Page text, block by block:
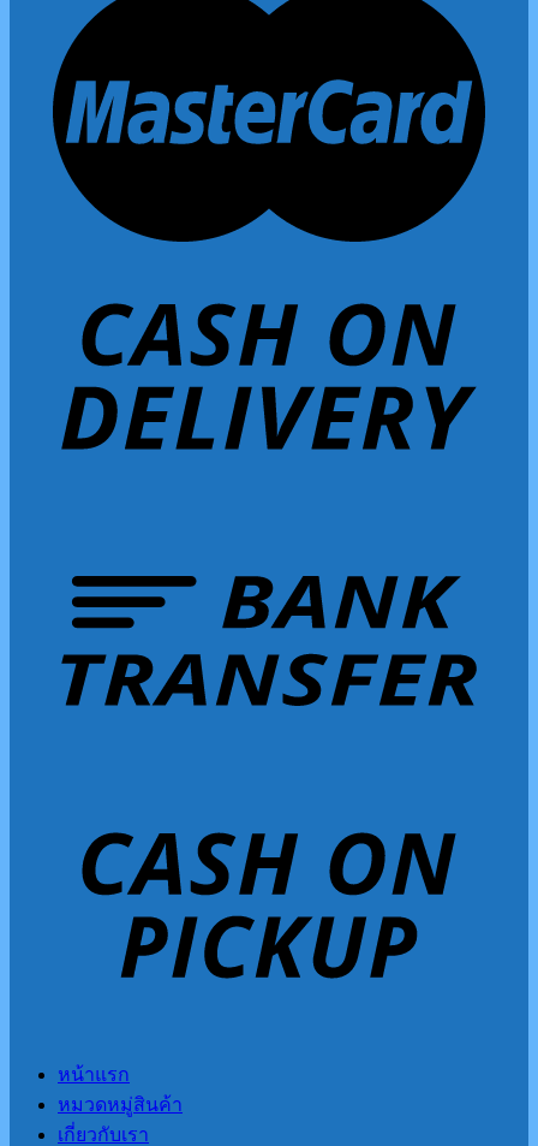
หน้าแรก
หมวดหมู่สินค้า
เกี่ยวกับเรา